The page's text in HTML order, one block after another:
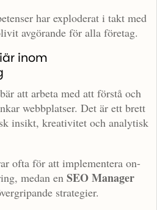
har exploderat i takt med
avgörande för alla företag.
inom
att arbeta med att förstå och
webbplatser. Det är ett brett
insikt, kreativitet och analytisk
ofta för att implementera on-
medan en SEO Manager
strategier.